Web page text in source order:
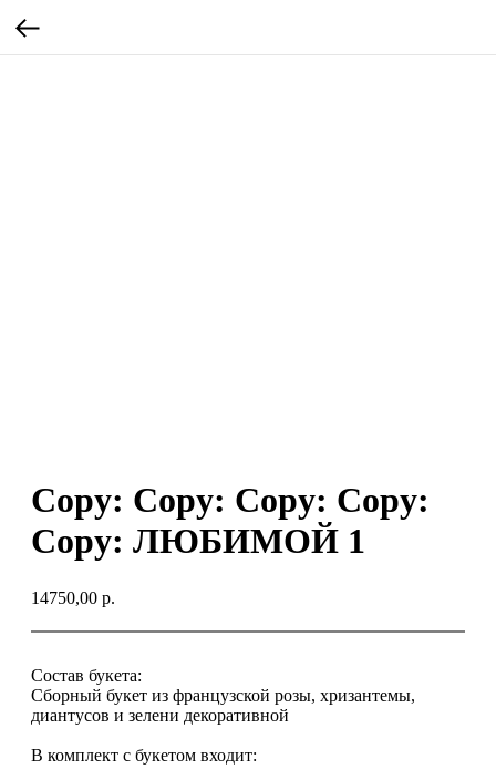
Copy: Copy: Copy: Copy:
Copy: ЛЮБИМОЙ 1
14750,00 р.
Состав букета:
Сборный букет из французской розы, хризантемы,
диантусов и зелени декоративной
В комплект с букетом входит: